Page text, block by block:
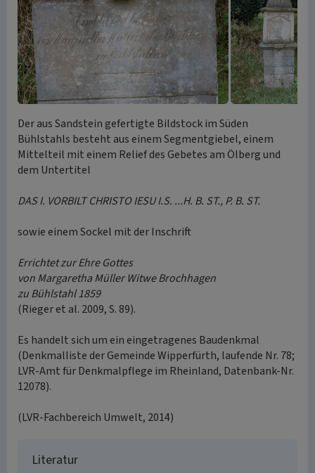
Der aus Sandstein gefertigte Bildstock im Süden
Bühlstahls besteht aus einem Segmentgiebel, einem
Mittelteil mit einem Relief des Gebetes am Ölberg und
dem Untertitel
DAS I. VORBILT CHRISTO IESU I.S. ...H. B. ST., P. B. ST.
sowie einem Sockel mit der Inschrift
Errichtet zur Ehre Gottes
von Margaretha Müller Witwe Brochhagen
zu Bühlstahl 1859
(Rieger et al. 2009, S. 89).
Es handelt sich um ein eingetragenes Baudenkmal
(Denkmalliste der Gemeinde Wipperfürth, laufende Nr. 78;
LVR-Amt für Denkmalpflege im Rheinland, Datenbank-Nr.
12078).
(LVR-Fachbereich Umwelt, 2014)
Literatur